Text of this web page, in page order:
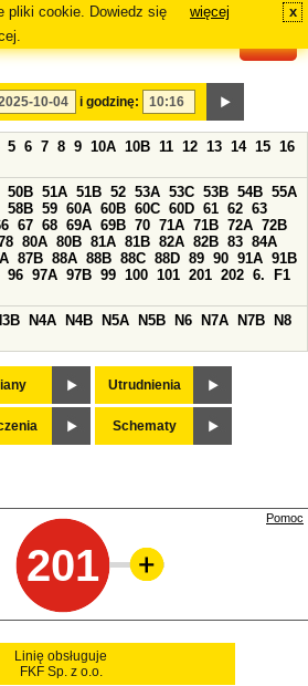
pliki cookie. Dowiedz się
więcej x
i godzinę:
5 6 7 8 9 10A 10B 11 12 13 14 15 16
50B 51A 51B 52 53A 53C 53B 54B 55A
58B 59 60A 60B 60C 60D 61 62 63
67 68 69A 69B 70 71A 71B 72A 72B
80A 80B 81A 81B 82A 82B 83 84A
87B 88A 88B 88C 88D 89 90 91A 91B
96 97A 97B 99 100 101 201 202 6.
F1
N4A N4B N5A N5B N6 N7A N7B
N8
Utrudnienia
Schematy
201
Pomoc
Linię obsługuje
FKF Sp. z o.o.